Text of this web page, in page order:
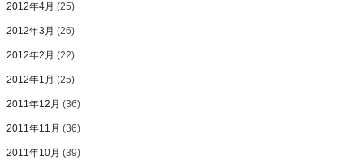
2012年4月 (25)
2012年3月 (26)
2012年2月 (22)
2012年1月 (25)
2011年12月 (36)
2011年11月 (36)
2011年10月 (39)